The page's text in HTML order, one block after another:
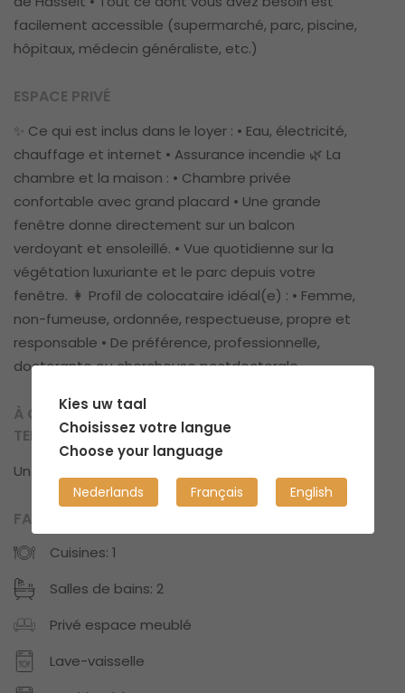
facilement accessible (supermarché, parc, piscine,
hôpitaux, médecin généraliste, etc.)
ESPACE PRIVÉ
✨ Ce qui est inclus dans le loyer : • Eau, électricité,
chauffage et internet • Assurance incendie 🌿 La
chambre et la maison : • Chambre privée
confortable avec grand placard • Une grande
fenêtre donne directement sur un balcon
verdoyant et ensoleillé. • Vue quotidienne sur la
végétation luxuriante et le parc depuis votre
fenêtre. 👩 Profil de colocataire idéal(e) : • Femme,
non-fumeuse, ordonnée, respectueuse, propre et
responsable • De préférence, professionnelle,
doctorante ou chercheuse postdoctorale
À QUOI POUVEZ-VOUS VOUS ATTENDRE EN
TERMES DE PROPRETÉ ?
Un endroit structuré, bien organisé et propre.
FACILITÉS
Cuisines: 1
Salles de bains: 2
Privé espace meublé
Lave-vaisselle
Kies uw taal
Choisissez votre langue
Choose your language
Nederlands Français English